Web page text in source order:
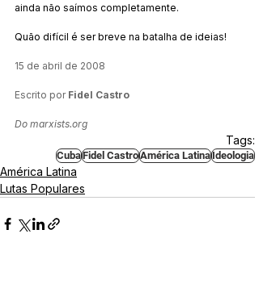
ainda não saímos completamente.
Quão difícil é ser breve na batalha de ideias!
15 de abril de 2008
Escrito por Fidel Castro
Do marxists.org
Tags:
CubaFidel CastroAmérica LatinaIdeologia
América Latina
Lutas Populares